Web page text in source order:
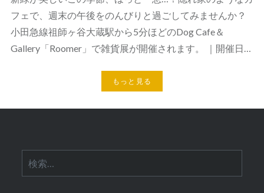
フェで、週末の午後をのんびりと過ごしてみませんか？
小田急線祖師ヶ谷大蔵駅から5分ほどのDog Cafe＆
Gallery「Roomer」で雑貨展が開催されます。 ｜開催日…
もっと見る
索: